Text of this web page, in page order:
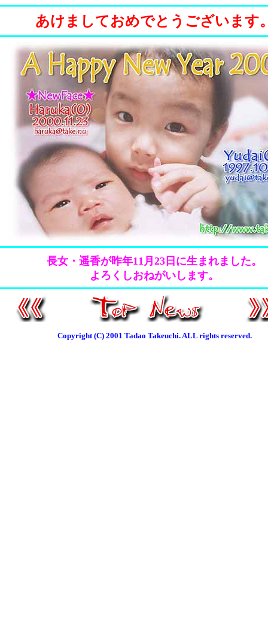
あけましておめでとうございます
長女・遥香が昨年11月23日に生まれました。
よろくしおねがいします。
Copyright (C) 2001 Tadao Takeuchi. ALL rights reserved.